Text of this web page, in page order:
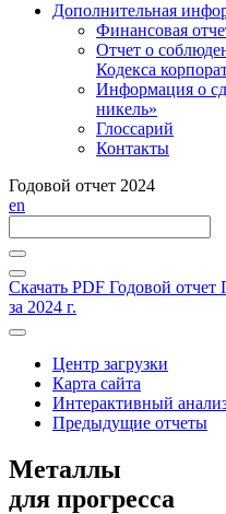
Дополнительная
Финансовая
Отчет о
Кодекса
Информация о
никель»
Глоссарий
Контакты
Годовой отчет 2024
en
Скачать PDF Годовой
за 2024 г.
Центр загрузки
Карта сайта
Интерактивный
Предыдущие отчеты
Металлы
для прогресса